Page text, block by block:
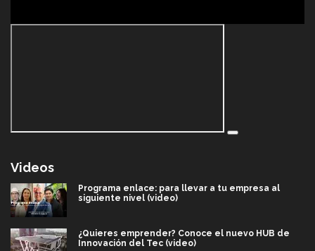
Videos
Programa enlace: para llevar a tu empresa al
siguiente nivel (video)
¿Quieres emprender? Conoce el nuevo HUB de
Innovación del Tec (video)